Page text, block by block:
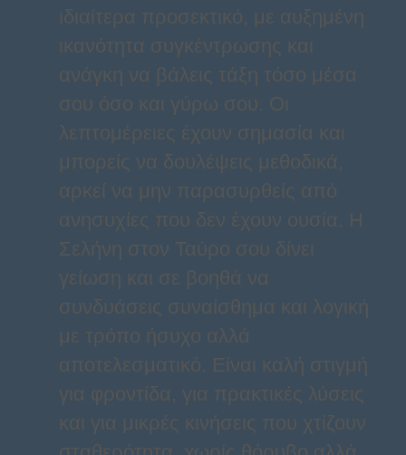
ιδιαίτερα προσεκτικό, με αυξημένη
ικανότητα συγκέντρωσης και
ανάγκη να βάλεις τάξη τόσο μέσα
σου όσο και γύρω σου. Οι
λεπτομέρειες έχουν σημασία και
μπορείς να δουλέψεις μεθοδικά,
αρκεί να μην παρασυρθείς από
ανησυχίες που δεν έχουν ουσία. Η
Σελήνη στον Ταύρο σου δίνει
γείωση και σε βοηθά να
συνδυάσεις συναίσθημα και λογική
με τρόπο ήσυχο αλλά
αποτελεσματικό. Είναι καλή στιγμή
για φροντίδα, για πρακτικές λύσεις
και για μικρές κινήσεις που χτίζουν